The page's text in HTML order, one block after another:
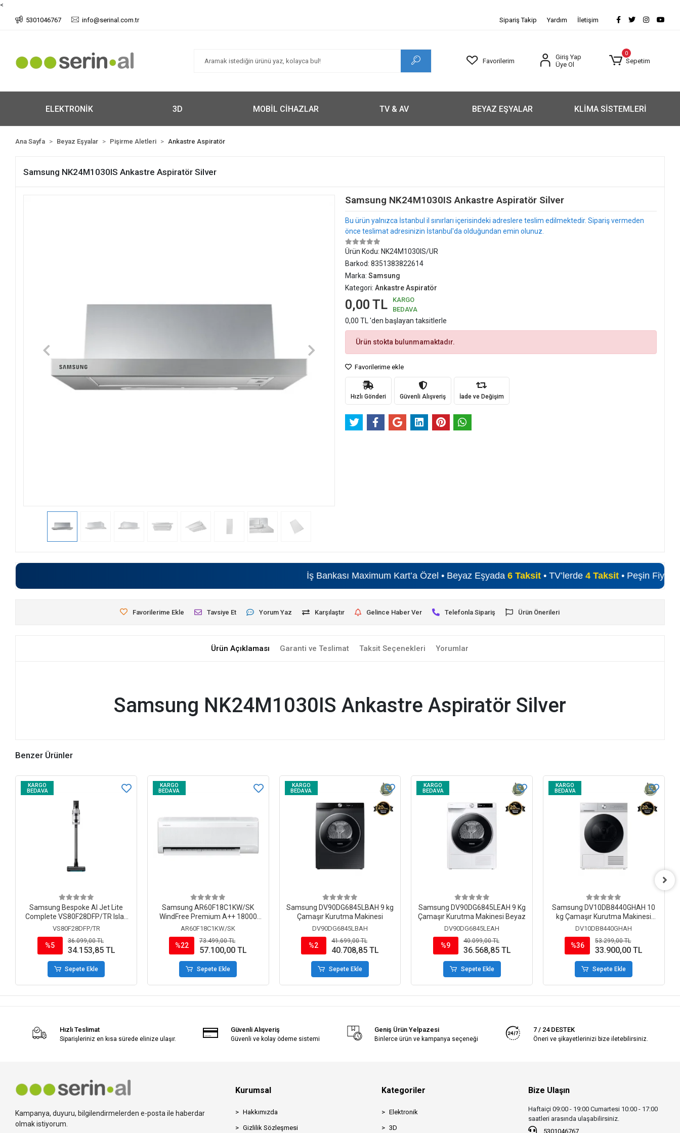
<
5301046767
info@serinal.com.tr Sipariş Takip Yardım İletişim
Favorilerim
Giriş Yap
Üye Ol
0
Sepetim
ELEKTRONİK 3D MOBİL CİHAZLAR TV & AV BEYAZ EŞYALAR KLİMA SİSTEMLERİ
Ana Sayfa Beyaz Eşyalar Pişirme Aletleri Ankastre Aspiratör
Samsung NK24M1030IS Ankastre Aspiratör Silver
Samsung NK24M1030IS Ankastre Aspiratör Silver
Bu ürün yalnızca İstanbul il sınırları içerisindeki adreslere teslim edilmektedir. Sipariş vermeden
önce teslimat adresinizin İstanbul'da olduğundan emin olunuz.
Ürün Kodu: NK24M1030IS/UR
Barkod: 8351383822614
Marka: Samsung
Kategori: Ankastre Aspiratör
0,00 TL
KARGO
BEDAVA
0,00 TL 'den başlayan taksitlerle
Ürün stokta bulunmamaktadır.
Favorilerime ekle
Hızlı Gönderi Güvenli Alışveriş İade ve Değişim
İş Bankası Maximum Kart’a Özel • Beyaz Eşyada6 Taksit• TV’lerde4 Taksit• Peşin Fiyatına
Favorilerime Ekle Tavsiye Et Yorum Yaz Karşılaştır Gelince Haber Ver Telefonla Sipariş Ürün Önerileri
Ürün Açıklaması Garanti ve Teslimat Taksit Seçenekleri Yorumlar
Samsung NK24M1030IS Ankastre Aspiratör Silver
Benzer Ürünler
KARGO
BEDAVA
Samsung Bespoke AI Jet Lite
Complete VS80F28DFP/TR Islak
Kuru Şarjlı Dikey Süpürge
VS80F28DFP/TR
%5
36.099,00 TL
34.153,85 TL
Sepete Ekle
KARGO
BEDAVA
Samsung AR60F18C1KW/SK
WindFree Premium A++ 18000
BTU Inverter Duvar Tipi Split Klima
AR60F18C1KW/SK
%22
73.499,00 TL
57.100,00 TL
Sepete Ekle
KARGO
BEDAVA
Samsung DV90DG6845LBAH 9 kg
Çamaşır Kurutma Makinesi
DV90DG6845LBAH
%2
41.699,00 TL
40.708,85 TL
Sepete Ekle
KARGO
BEDAVA
Samsung DV90DG6845LEAH 9 Kg
Çamaşır Kurutma Makinesi Beyaz
DV90DG6845LEAH
%9
40.099,00 TL
36.568,85 TL
Sepete Ekle
KARGO
BEDAVA
Samsung DV10DB8440GHAH 10
kg Çamaşır Kurutma Makinesi
Beyaz
DV10DB8440GHAH
%36
53.299,00 TL
33.900,00 TL
Sepete Ekle
Hızlı Teslimat
Siparişleriniz en kısa sürede elinize ulaşır.
Güvenli Alışveriş
Güvenli ve kolay ödeme sistemi
Geniş Ürün Yelpazesi
Binlerce ürün ve kampanya seçeneği
7 / 24 DESTEK
Öneri ve şikayetlerinizi bize iletebilirsiniz.
Kampanya, duyuru, bilgilendirmelerden e-posta ile haberdar
olmak istiyorum.
Kurumsal
Hakkımızda
Gizlilik Sözleşmesi
Kategoriler
Elektronik
3D
Bize Ulaşın
Haftaiçi 09:00 - 19:00 Cumartesi 10:00 - 17:00
saatleri arasında ulaşabilirsiniz.
5301046767